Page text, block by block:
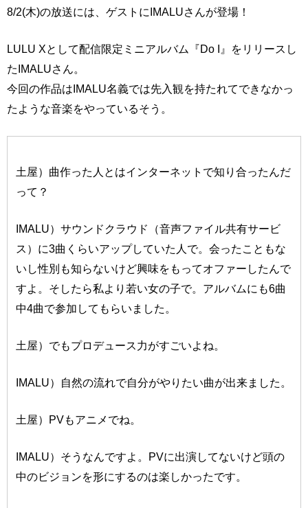
8/2(木)の放送には、ゲストにIMALUさんが登場！
LULU Xとして配信限定ミニアルバム『Do I』をリリースし
たIMALUさん。
今回の作品はIMALU名義では先入観を持たれてできなかっ
たような音楽をやっているそう。
土屋）曲作った人とはインターネットで知り合ったんだ
って？
IMALU）サウンドクラウド（音声ファイル共有サービ
ス）に3曲くらいアップしていた人で。会ったこともな
いし性別も知らないけど興味をもってオファーしたんで
すよ。そしたら私より若い女の子で。アルバムにも6曲
中4曲で参加してもらいました。
土屋）でもプロデュース力がすごいよね。
IMALU）自然の流れで自分がやりたい曲が出来ました。
土屋）PVもアニメでね。
IMALU）そうなんですよ。PVに出演してないけど頭の
中のビジョンを形にするのは楽しかったです。